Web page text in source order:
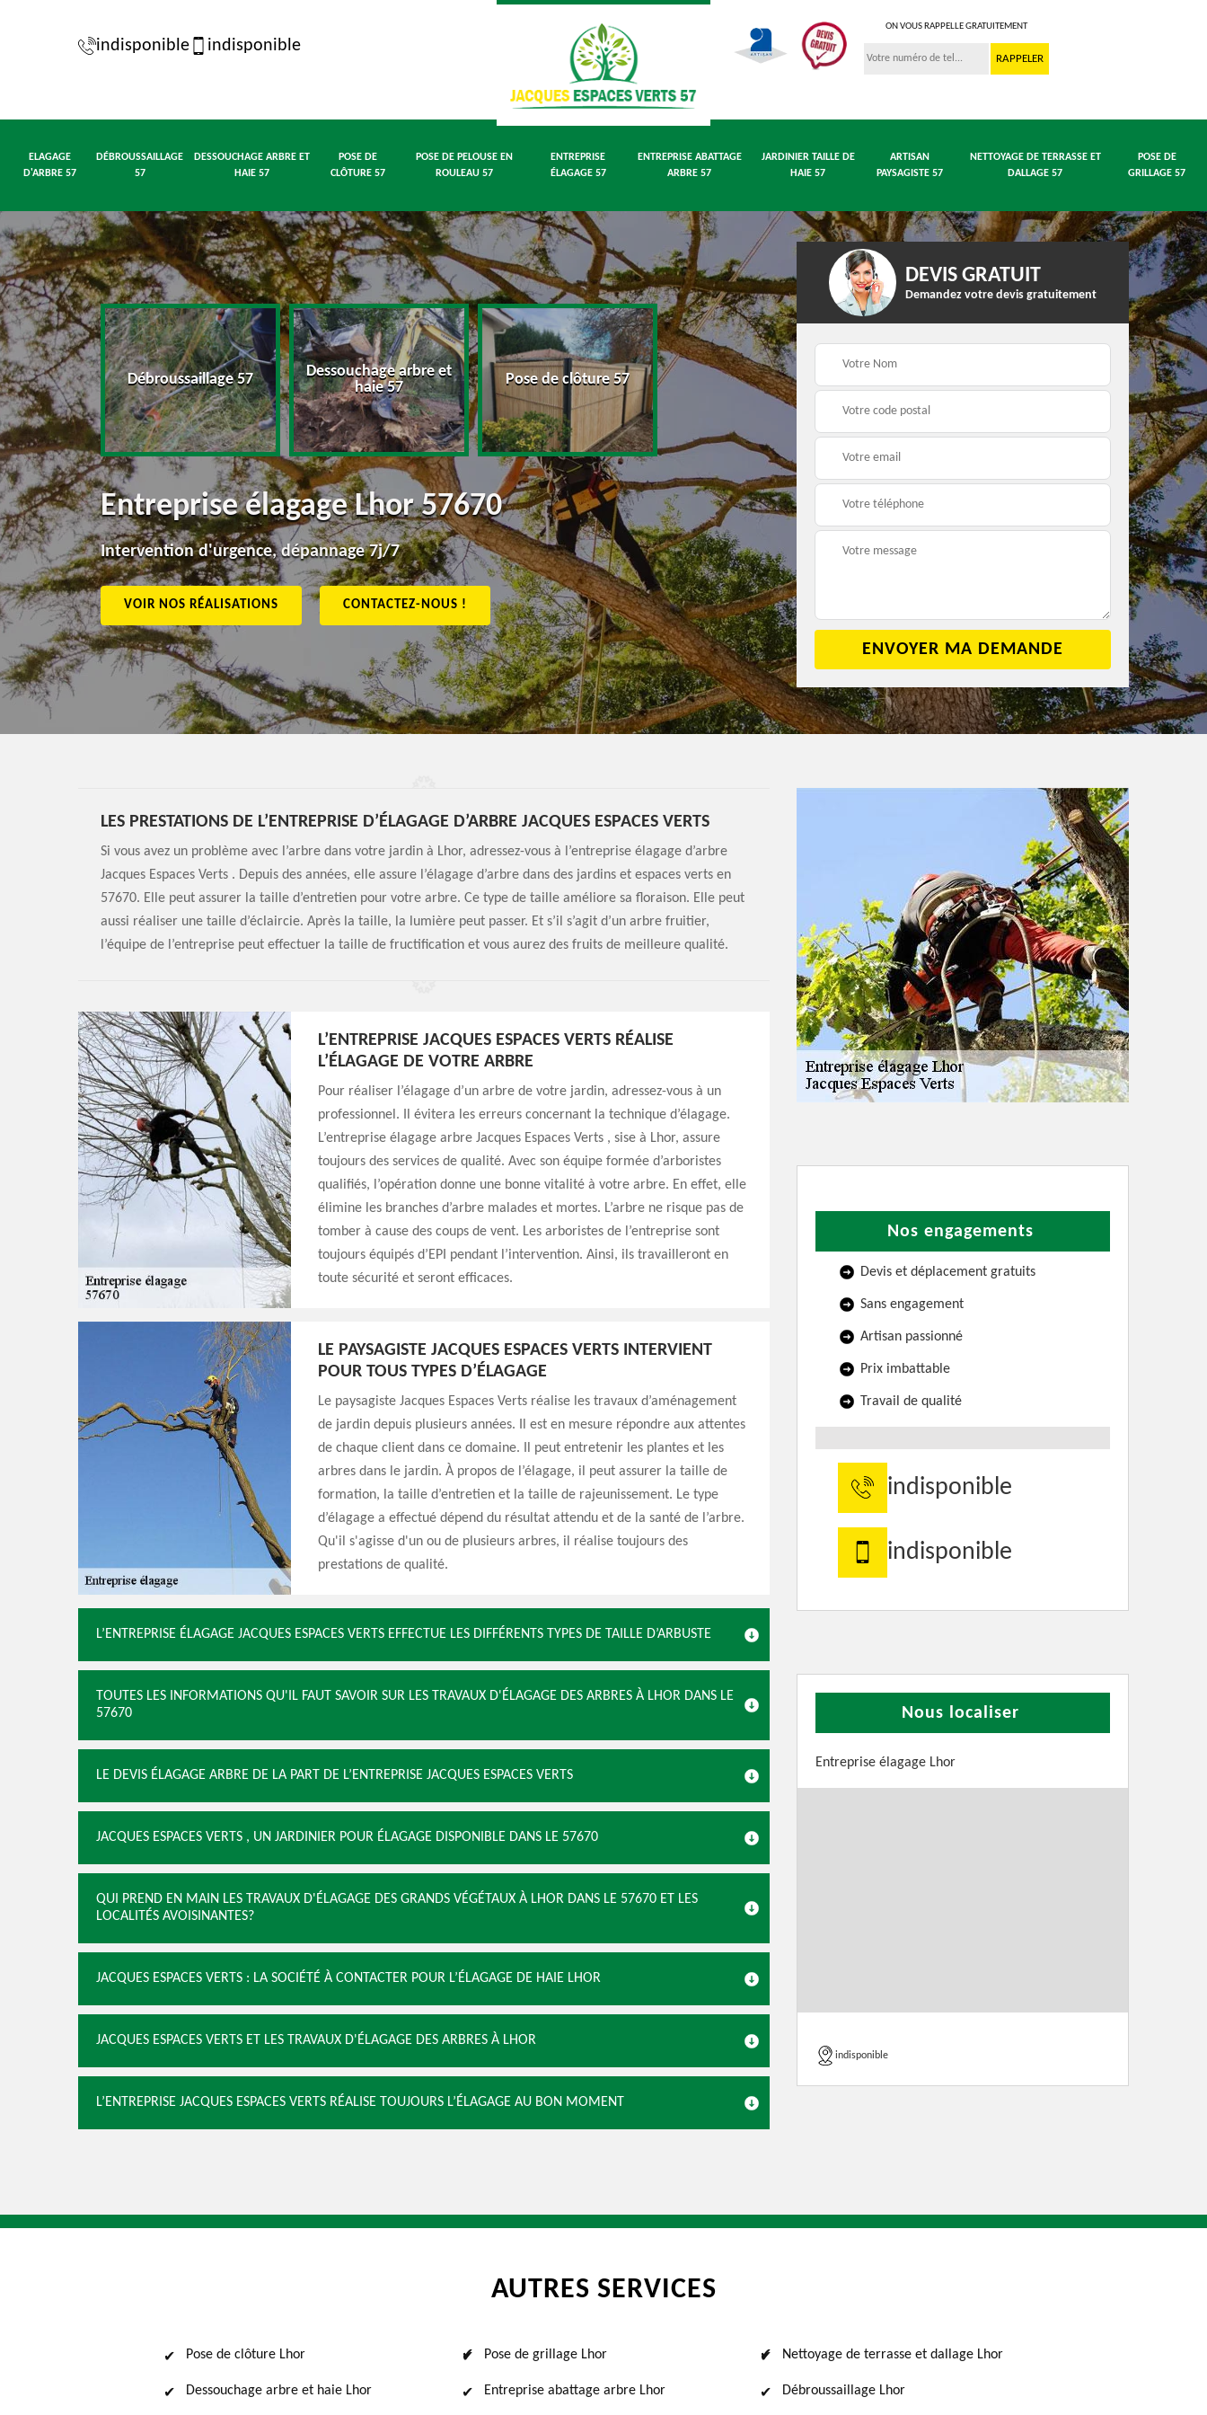
indisponible indisponible
ON VOUS RAPPELLE GRATUITEMENT
ELAGAGE
D'ARBRE 57
DÉBROUSSAILLAGE
57
DESSOUCHAGE ARBRE ET
HAIE 57
POSE DE
CLÔTURE 57
POSE DE PELOUSE EN
ROULEAU 57
ENTREPRISE
ÉLAGAGE 57
ENTREPRISE ABATTAGE
ARBRE 57
JARDINIER TAILLE DE
HAIE 57
ARTISAN
PAYSAGISTE 57
NETTOYAGE DE TERRASSE ET
DALLAGE 57
POSE DE
GRILLAGE 57
57 Débroussaillage 57
Dessouchage arbre et
haie 57
Pose de clôture 57
Pose de pelouse en
rouleau 57
Entreprise abattage
arbre 57
Entreprise élagage Lhor 57670
Intervention d'urgence, dépannage 7j/7
VOIR NOS RÉALISATIONS CONTACTEZ-NOUS !
DEVIS GRATUIT
Demandez votre devis gratuitement
LES PRESTATIONS DE L’ENTREPRISE D’ÉLAGAGE D’ARBRE JACQUES ESPACES VERTS
Si vous avez un problème avec l’arbre dans votre jardin à Lhor, adressez-vous à l’entreprise élagage d’arbre
Jacques Espaces Verts . Depuis des années, elle assure l’élagage d’arbre dans des jardins et espaces verts en
57670. Elle peut assurer la taille d’entretien pour votre arbre. Ce type de taille améliore sa floraison. Elle peut
aussi réaliser une taille d’éclaircie. Après la taille, la lumière peut passer. Et s’il s’agit d’un arbre fruitier,
l’équipe de l’entreprise peut effectuer la taille de fructification et vous aurez des fruits de meilleure qualité.
L’ENTREPRISE JACQUES ESPACES VERTS RÉALISE
L’ÉLAGAGE DE VOTRE ARBRE
Pour réaliser l’élagage d’un arbre de votre jardin, adressez-vous à un
professionnel. Il évitera les erreurs concernant la technique d’élagage.
L’entreprise élagage arbre Jacques Espaces Verts , sise à Lhor, assure
toujours des services de qualité. Avec son équipe formée d’arboristes
qualifiés, l’opération donne une bonne vitalité à votre arbre. En effet, elle
élimine les branches d’arbre malades et mortes. L’arbre ne risque pas de
tomber à cause des coups de vent. Les arboristes de l’entreprise sont
toujours équipés d’EPI pendant l’intervention. Ainsi, ils travailleront en
toute sécurité et seront efficaces.
LE PAYSAGISTE JACQUES ESPACES VERTS INTERVIENT
POUR TOUS TYPES D’ÉLAGAGE
Le paysagiste Jacques Espaces Verts réalise les travaux d’aménagement
de jardin depuis plusieurs années. Il est en mesure répondre aux attentes
de chaque client dans ce domaine. Il peut entretenir les plantes et les
arbres dans le jardin. À propos de l’élagage, il peut assurer la taille de
formation, la taille d’entretien et la taille de rajeunissement. Le type
d’élagage a effectué dépend du résultat attendu et de la santé de l’arbre.
Qu'il s'agisse d'un ou de plusieurs arbres, il réalise toujours des
prestations de qualité.
L’ENTREPRISE ÉLAGAGE JACQUES ESPACES VERTS EFFECTUE LES DIFFÉRENTS TYPES DE TAILLE D’ARBUSTE
TOUTES LES INFORMATIONS QU'IL FAUT SAVOIR SUR LES TRAVAUX D'ÉLAGAGE DES ARBRES À LHOR DANS LE
57670
LE DEVIS ÉLAGAGE ARBRE DE LA PART DE L’ENTREPRISE JACQUES ESPACES VERTS
JACQUES ESPACES VERTS , UN JARDINIER POUR ÉLAGAGE DISPONIBLE DANS LE 57670
QUI PREND EN MAIN LES TRAVAUX D'ÉLAGAGE DES GRANDS VÉGÉTAUX À LHOR DANS LE 57670 ET LES
LOCALITÉS AVOISINANTES?
JACQUES ESPACES VERTS : LA SOCIÉTÉ À CONTACTER POUR L’ÉLAGAGE DE HAIE LHOR
JACQUES ESPACES VERTS ET LES TRAVAUX D'ÉLAGAGE DES ARBRES À LHOR
L’ENTREPRISE JACQUES ESPACES VERTS RÉALISE TOUJOURS L’ÉLAGAGE AU BON MOMENT
Nos engagements
Devis et déplacement gratuits
Sans engagement
Artisan passionné
Prix imbattable
Travail de qualité
indisponible
indisponible
Nous localiser
Entreprise élagage Lhor
indisponible
AUTRES SERVICES
Pose de clôture Lhor
Dessouchage arbre et haie Lhor
Pose de grillage Lhor
Entreprise abattage arbre Lhor
Nettoyage de terrasse et dallage Lhor
Débroussaillage Lhor